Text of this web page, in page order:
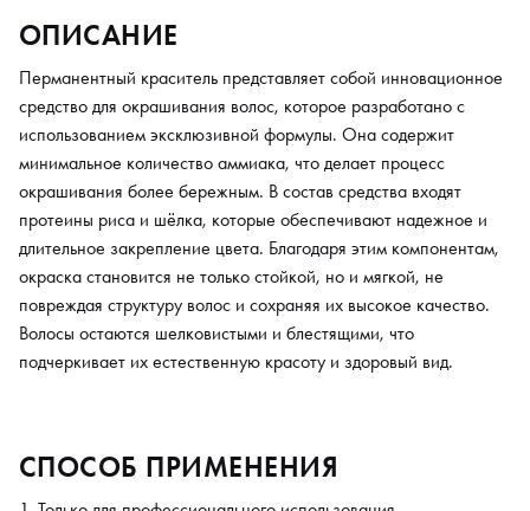
ОПИСАНИЕ
Перманентный краситель представляет собой инновационное
средство для окрашивания волос, которое разработано с
использованием эксклюзивной формулы. Она содержит
минимальное количество аммиака, что делает процесс
окрашивания более бережным. В состав средства входят
протеины риса и шёлка, которые обеспечивают надежное и
длительное закрепление цвета. Благодаря этим компонентам,
окраска становится не только стойкой, но и мягкой, не
повреждая структуру волос и сохраняя их высокое качество.
Волосы остаются шелковистыми и блестящими, что
подчеркивает их естественную красоту и здоровый вид.
СПОСОБ ПРИМЕНЕНИЯ